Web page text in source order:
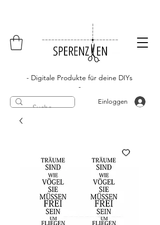
- Digitale Produkte für deine DIYs
-
Einloggen